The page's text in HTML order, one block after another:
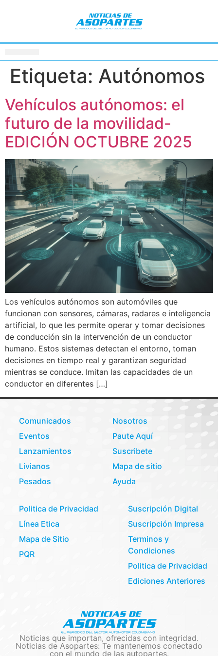
Etiqueta: Autónomos
Vehículos autónomos: el
futuro de la movilidad-
EDICIÓN OCTUBRE 2025
Los vehículos autónomos son automóviles que
funcionan con sensores, cámaras, radares e inteligencia
artificial, lo que les permite operar y tomar decisiones
de conducción sin la intervención de un conductor
humano. Estos sistemas detectan el entorno, toman
decisiones en tiempo real y garantizan seguridad
mientras se conduce. Imitan las capacidades de un
conductor en diferentes […]
Comunicados
Eventos
Lanzamientos
Livianos
Pesados
Nosotros
Paute Aquí
Suscribete
Mapa de sitio
Ayuda
Politica de Privacidad
Línea Etica
Mapa de Sitio
PQR
Suscripción Digital
Suscripción Impresa
Terminos y
Condiciones
Politica de Privacidad
Ediciones Anteriores
Noticias que importan, ofrecidas con integridad.
Noticias de Asopartes: Te mantenemos conectado
con el mundo de las autopartes.